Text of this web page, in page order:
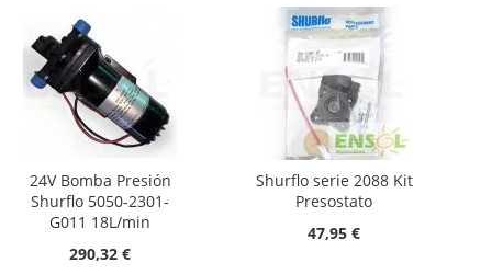
24V Bomba Presión
Shurflo 5050-2301-
G011 18L/min
290,32 €
Shurflo serie 2088 Kit
Presostato
47,95 €